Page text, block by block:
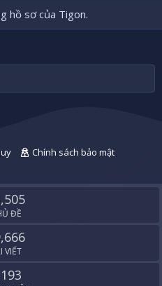
hồ sơ của Tigon.
Chính sách bảo mật
ĐỀ
VIẾT